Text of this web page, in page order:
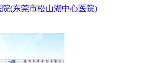
(东莞市松山湖中心医院)